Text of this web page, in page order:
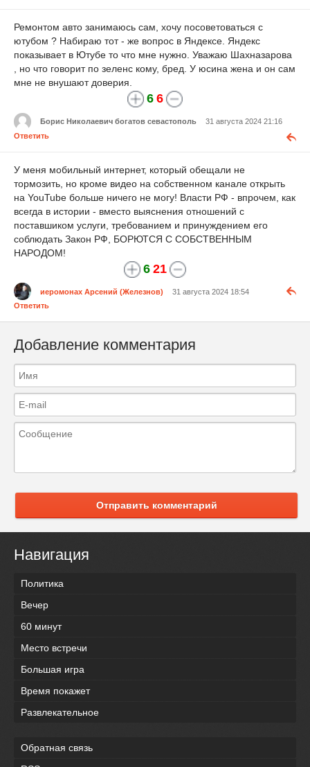
Ремонтом авто занимаюсь сам, хочу посоветоваться с
ютубом ? Набираю тот - же вопрос в Яндексе. Яндекс
показывает в Ютубе то что мне нужно. Уважаю Шахназарова
, но что говорит по зеленс кому, бред. У юсина жена и он сам
мне не внушают доверия.
6 6
Борис Николаевич богатов севастополь
31 августа 2024 21:16
Ответить
У меня мобильный интернет, который обещали не
тормозить, но кроме видео на собственном канале открыть
на YouTube больше ничего не могу! Власти РФ - впрочем, как
всегда в истории - вместо выяснения отношений с
поставшиком услуги, требованием и принуждением его
соблюдать Закон РФ, БОРЮТСЯ С СОБСТВЕННЫМ
НАРОДОМ!
6 21
иеромонах Арсений (Железнов)
31 августа 2024 18:54
Ответить
Добавление комментария
Отправить комментарий
Навигация
Политика
Вечер
60 минут
Место встречи
Большая игра
Время покажет
Развлекательное
Обратная связь